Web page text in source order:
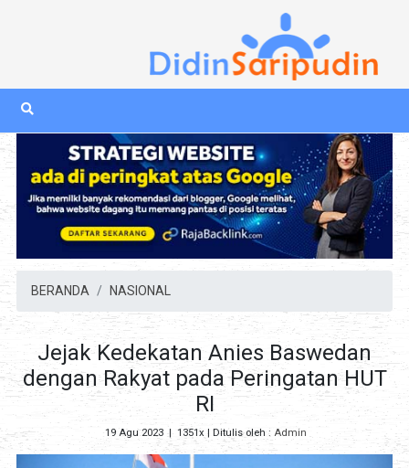
BERANDA NASIONAL
Jejak Kedekatan Anies Baswedan
dengan Rakyat pada Peringatan HUT
RI
19 Agu 2023| 1351x | Ditulis oleh : Admin